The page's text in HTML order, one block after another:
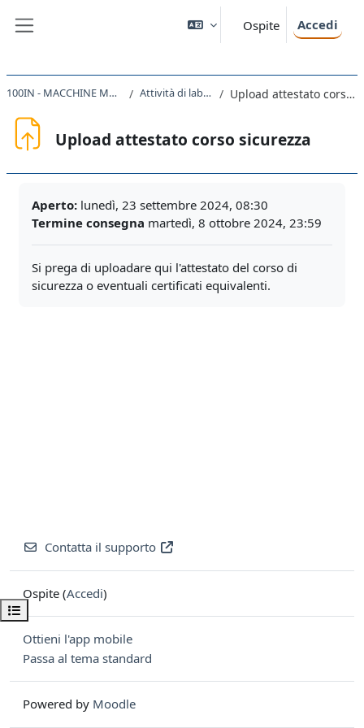
Ospite Accedi
Apri indice del corso
100IN - MACCHINE MARINE 2024 Attività di laboratorio Upload attestato corso sicurezza
Upload attestato corso sicurezza
Aperto: lunedì, 23 settembre 2024, 08:30
Termine consegna martedì, 8 ottobre 2024, 23:59
Si prega di uploadare qui l'attestato del corso di
sicurezza o eventuali certificati equivalenti.
Contatta il supporto
Ospite (Accedi)
Ottieni l'app mobile
Passa al tema standard
Powered by Moodle